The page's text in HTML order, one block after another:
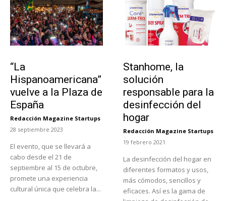
“La
Hispanoamericana”
vuelve a la Plaza de
España
Redacción Magazine Startups
-
28 septiembre 2023
El evento, que se llevará a
cabo desde el 21 de
septiembre al 15 de octubre,
promete una experiencia
cultural única que celebra la...
Stanhome, la
solución
responsable para la
desinfección del
hogar
Redacción Magazine Startups
-
19 febrero 2021
La desinfección del hogar en
diferentes formatos y usos,
más cómodos, sencillos y
eficaces. Así es la gama de